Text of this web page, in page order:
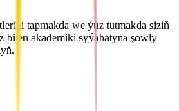
tapmakda we ýüz tutmakda siziň
bilen akademiki syýahatyna şowly